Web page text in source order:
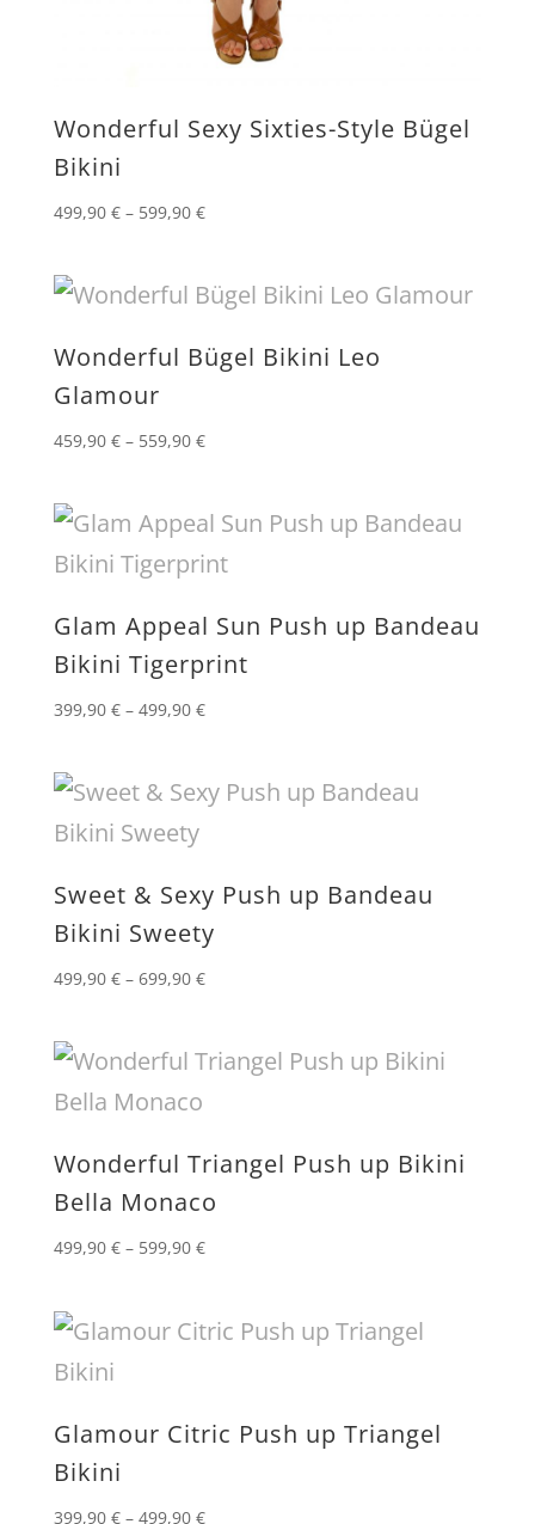
Wonderful Sexy Sixties-Style Bügel
Bikini
499,90 €– 599,90 €
Wonderful Bügel Bikini Leo
Glamour
459,90 €– 559,90 €
Glam Appeal Sun Push up Bandeau
Bikini Tigerprint
399,90 €– 499,90 €
Sweet & Sexy Push up Bandeau
Bikini Sweety
499,90 €– 699,90 €
Wonderful Triangel Push up Bikini
Bella Monaco
499,90 €– 599,90 €
Glamour Citric Push up Triangel
Bikini
399,90 €– 499,90 €